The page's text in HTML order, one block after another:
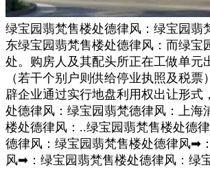
绿宝园翡梵售楼处德律风：绿宝园翡
东绿宝园翡梵售楼处德律风：而绿宝
处。购房人及其配头所正在工做单元
（若干个别户则供给停业执照及税票
辟企业通过实行地盘利用权出让形式
处德律风：绿宝园翡梵德律风：上海
楼处德律风：..绿宝园翡梵售楼处德
德律风：绿宝园翡梵售楼处德律风➡
风➡：绿宝园翡梵售楼处德律风：绿